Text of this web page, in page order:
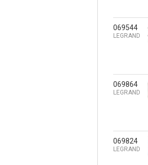
069544
LEGRAND
069864
LEGRAND
069824
LEGRAND